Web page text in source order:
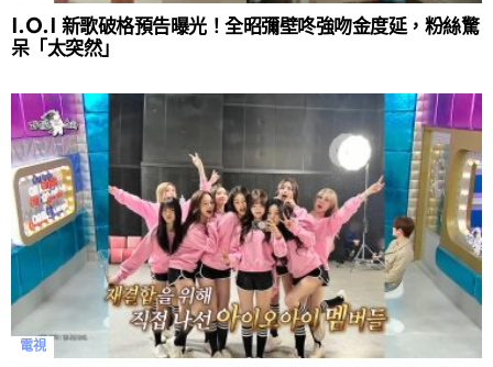
I.O.I 新歌破格預告曝光！全昭彌壁咚強吻金度延，粉絲驚
呆「太突然」
電視